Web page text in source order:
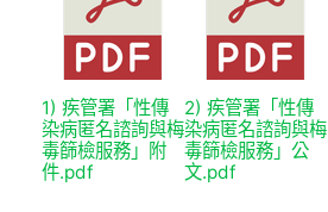
1) 疾管署「性傳
染病匿名諮詢與梅
毒篩檢服務」附
件.pdf
2) 疾管署「性傳
染病匿名諮詢與梅
毒篩檢服務」公
文.pdf